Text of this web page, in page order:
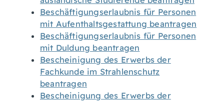
Beschäftigungserlaubnis für Personen
mit Aufenthaltsgestattung beantragen
Beschäftigungserlaubnis für Personen
mit Duldung beantragen
Bescheinigung des Erwerbs der
Fachkunde im Strahlenschutz
beantragen
Bescheinigung des Erwerbs der